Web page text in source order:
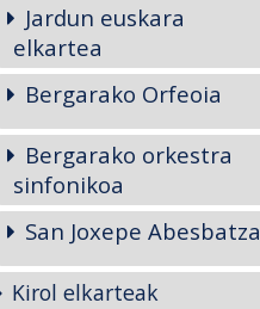
Jardun euskara
elkartea
Bergarako Orfeoia
Bergarako orkestra
sinfonikoa
San Joxepe Abesbatza
Kirol elkarteak